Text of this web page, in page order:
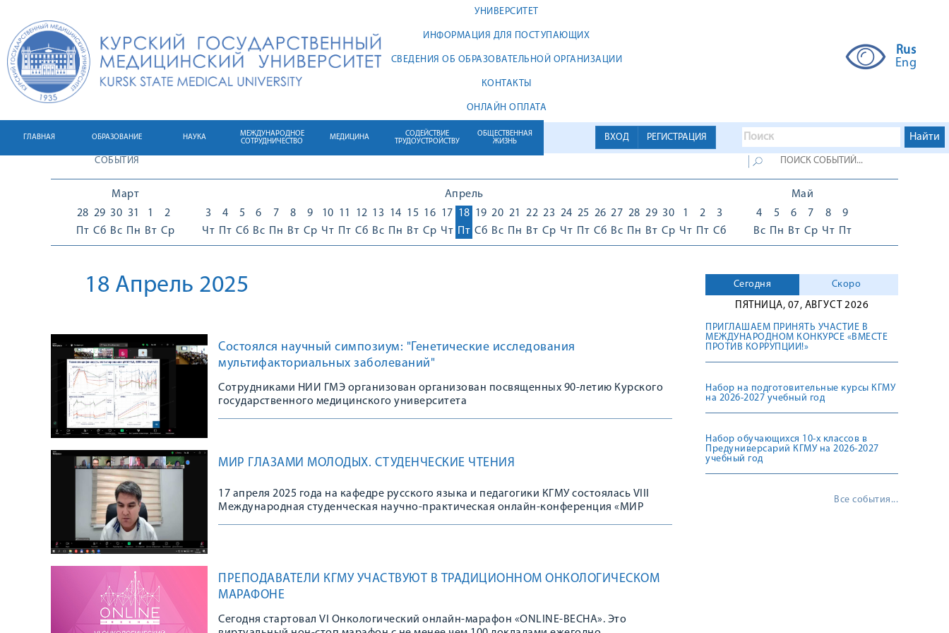
УНИВЕРСИТЕТ
ИНФОРМАЦИЯ ДЛЯ ПОСТУПАЮЩИХ
СВЕДЕНИЯ ОБ ОБРАЗОВАТЕЛЬНОЙ ОРГАНИЗАЦИИ
КОНТАКТЫ
ОНЛАЙН ОПЛАТА
Rus
Eng
ВХОД РЕГИСТРАЦИЯ
ГЛАВНАЯ ОБРАЗОВАНИЕ НАУКА
МЕЖДУНАРОДНОЕ
СОТРУДНИЧЕСТВО
МЕДИЦИНА
СОДЕЙСТВИЕ
ТРУДОУСТРОЙСТВУ
ОБЩЕСТВЕННАЯ
ЖИЗНЬ
СОБЫТИЯ
Март
28
Пт
29
Сб
30
Вс
31
Пн
1
Вт
2
Ср
Апрель
3
Чт
4
Пт
5
Сб
6
Вс
7
Пн
8
Вт
9
Ср
10
Чт
11
Пт
12
Сб
13
Вс
14
Пн
15
Вт
16
Ср
17
Чт
18
Пт
19
Сб
20
Вс
21
Пн
22
Вт
23
Ср
24
Чт
25
Пт
26
Сб
27
Вс
28
Пн
29
Вт
30
Ср
1
Чт
2
Пт
3
Сб
Май
4
Вс
5
Пн
6
Вт
7
Ср
8
Чт
9
Пт
18 Апрель 2025
Состоялся научный симпозиум: "Генетические исследования
мультифакториальных заболеваний"
Сотрудниками НИИ ГМЭ организован организован посвященных 90-летию Курского
государственного медицинского университета
МИР ГЛАЗАМИ МОЛОДЫХ. СТУДЕНЧЕСКИЕ ЧТЕНИЯ
17 апреля 2025 года на кафедре русского языка и педагогики КГМУ состоялась VIII
Международная студенческая научно-практическая онлайн-конференция «МИР
ПРЕПОДАВАТЕЛИ КГМУ УЧАСТВУЮТ В ТРАДИЦИОННОМ ОНКОЛОГИЧЕСКОМ
МАРАФОНЕ
Сегодня стартовал VI Онкологический онлайн-марафон «ONLINE-ВЕСНА». Это
Сегодня
Скоро
ПЯТНИЦА, 07, АВГУСТ 2026
ПРИГЛАШАЕМ ПРИНЯТЬ УЧАСТИЕ В
МЕЖДУНАРОДНОМ КОНКУРСЕ «ВМЕСТЕ
ПРОТИВ КОРРУПЦИИ!»
Набор на подготовительные курсы КГМУ
на 2026-2027 учебный год
Набор обучающихся 10-х классов в
Предуниверсарий КГМУ на 2026-2027
учебный год
Все события...